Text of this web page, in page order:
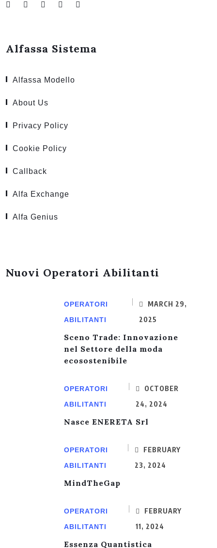
Alfassa Sistema
Alfassa Modello
About Us
Privacy Policy
Cookie Policy
Callback
Alfa Exchange
Alfa Genius
Nuovi Operatori Abilitanti
OPERATORI
ABILITANTI
MARCH 29,
2025
Sceno Trade: Innovazione
nel Settore della moda
ecosostenibile
OPERATORI
ABILITANTI
OCTOBER
24, 2024
Nasce ENERETA Srl
OPERATORI
ABILITANTI
FEBRUARY
23, 2024
MindTheGap
OPERATORI
ABILITANTI
FEBRUARY
11, 2024
Essenza Quantistica